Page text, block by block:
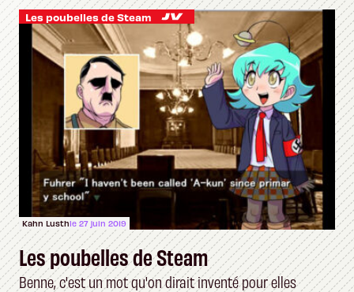
Les poubelles de Steam
Kahn Lusthle 27 juin 2019
Les poubelles de Steam
Benne, c'est un mot qu'on dirait inventé pour elles